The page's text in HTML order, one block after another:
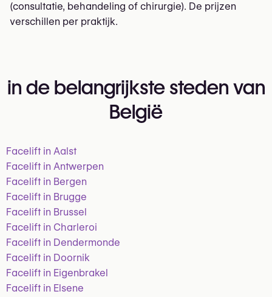
(consultatie, behandeling of chirurgie). De prijzen
verschillen per praktijk.
in de belangrijkste steden van
België
Facelift in Aalst
Facelift in Antwerpen
Facelift in Bergen
Facelift in Brugge
Facelift in Brussel
Facelift in Charleroi
Facelift in Dendermonde
Facelift in Doornik
Facelift in Eigenbrakel
Facelift in Elsene